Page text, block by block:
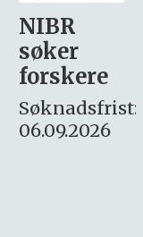
Rektor
Søknadsfrist:
15.09.2026